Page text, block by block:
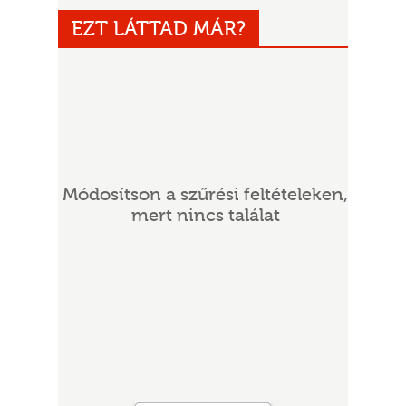
EZT LÁTTAD MÁR?
Módosítson a szűrési feltételeken,
mert nincs találat